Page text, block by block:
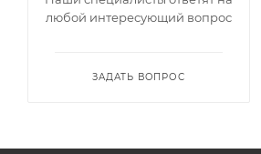
любой интересующий вопрос
ЗАДАТЬ ВОПРОС